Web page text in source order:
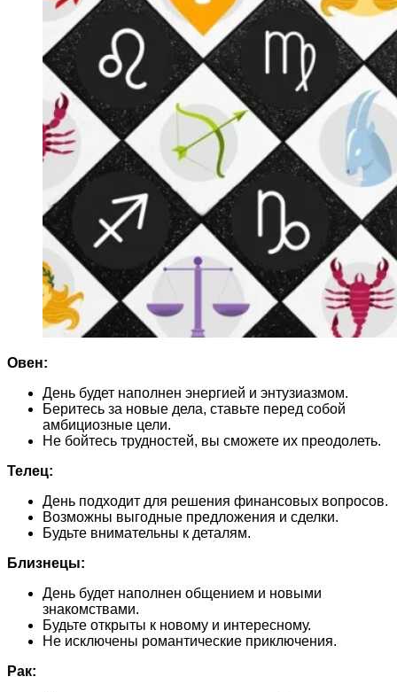
Овен:
День будет наполнен энергией и энтузиазмом.
Беритесь за новые дела, ставьте перед собой
амбициозные цели.
Не бойтесь трудностей, вы сможете их преодолеть.
Телец:
День подходит для решения финансовых вопросов.
Возможны выгодные предложения и сделки.
Будьте внимательны к деталям.
Близнецы:
День будет наполнен общением и новыми
знакомствами.
Будьте открыты к новому и интересному.
Не исключены романтические приключения.
Рак: